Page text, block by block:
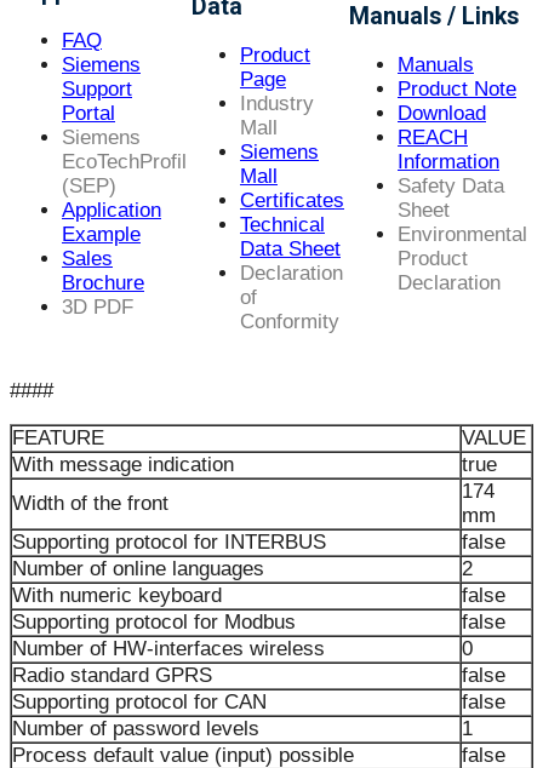
FAQ
Siemens
Support
Portal
Siemens
EcoTechProfil
(SEP)
Application
Example
Sales
Brochure
3D PDF
Data
Product
Page
Industry
Mall
Siemens
Mall
Certificates
Technical
Data Sheet
Declaration
of
Conformity
Manuals / Links
Manuals
Product Note
Download
REACH
Information
Safety Data
Sheet
Environmental
Product
Declaration
####
FEATURE
VALUE
With message indication
true
Width of the front
174
mm
Supporting protocol for INTERBUS
false
Number of online languages
2
With numeric keyboard
false
Supporting protocol for Modbus
false
Number of HW-interfaces wireless
0
Radio standard GPRS
false
Supporting protocol for CAN
false
Number of password levels
1
Process default value (input) possible
false